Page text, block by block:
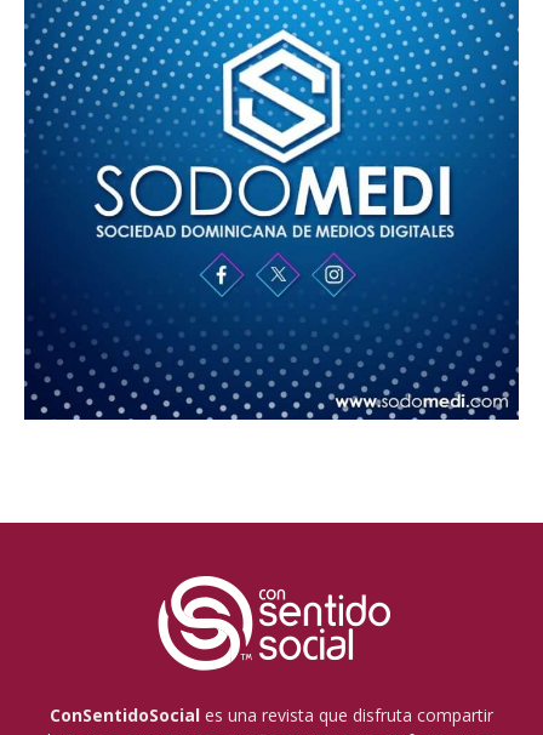
ConSentidoSocial es una revista que disfruta compartir